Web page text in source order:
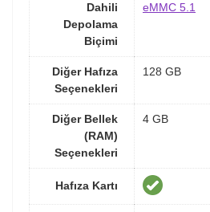
Dahili
Depolama
Biçimi
eMMC 5.1
Diğer Hafıza
Seçenekleri
128 GB
Diğer Bellek
(RAM)
Seçenekleri
4 GB
Hafıza Kartı